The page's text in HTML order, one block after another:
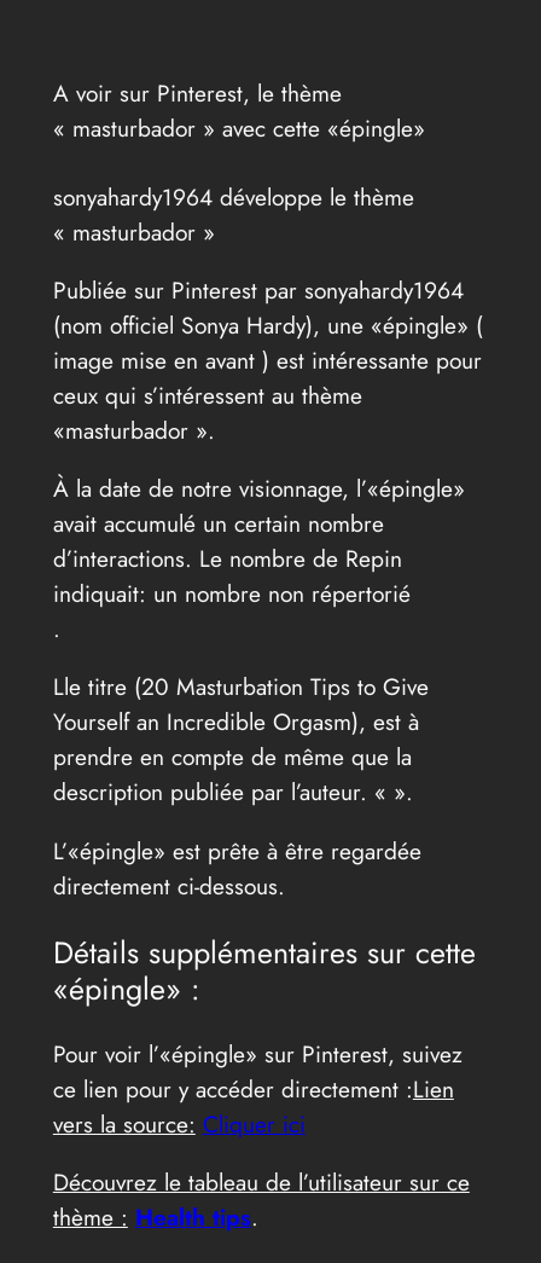
A voir sur Pinterest, le thème
« masturbador » avec cette «épingle»
sonyahardy1964 développe le thème
« masturbador »
Publiée sur Pinterest par sonyahardy1964
(nom officiel Sonya Hardy), une «épingle» (
image mise en avant ) est intéressante pour
ceux qui s’intéressent au thème
«masturbador ».
À la date de notre visionnage, l’«épingle»
avait accumulé un certain nombre
d’interactions. Le nombre de Repin
indiquait: un nombre non répertorié
.
Lle titre (20 Masturbation Tips to Give
Yourself an Incredible Orgasm), est à
prendre en compte de même que la
description publiée par l’auteur. « ».
L’«épingle» est prête à être regardée
directement ci-dessous.
Détails supplémentaires sur cette
«épingle» :
Pour voir l’«épingle» sur Pinterest, suivez
ce lien pour y accéder directement :Lien
vers la source: Cliquer ici
Découvrez le tableau de l’utilisateur sur ce
thème : Health tips.